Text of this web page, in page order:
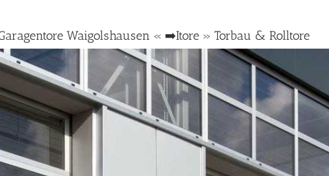
Waigolshausen « ➡️Itore » Torbau & Rolltore